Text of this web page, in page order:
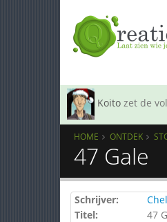
Koito zet de
HOME ONTDEK
47 Gale
Schrijver:
Titel:
47